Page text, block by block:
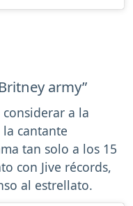
army”
a la
la cantante
tan solo a los 15
con Jive récords,
al estrellato.